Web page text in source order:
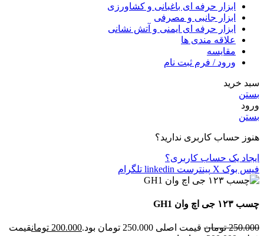
ابزار حرفه ای باغبانی و کشاورزی
ابزار جانبی و مصرفی
ابزار حرفه ای ایمنی و آتش نشانی
علاقه مندی ها
مقایسه
ورود / فرم ثبت نام
سبد خرید
بستن
ورود
بستن
هنوز حساب کاربری ندارید؟
ایجاد یک حساب کاربری؟
فیس بوک X پینترست linkedin تلگرام
چسب ۱۲۳ جی اچ وان GH1
250.000 تومان قیمت اصلی 250.000 تومان بود. 200.000 تومانقیمت